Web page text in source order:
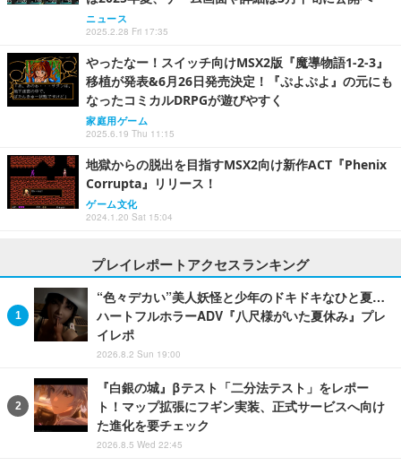
ニュース
2025.2.28 Fri 17:35
やったなー！スイッチ向けMSX2版『魔導物語1-2-3』
移植が発表&6月26日発売決定！『ぷよぷよ』の元にも
なったコミカルDRPGが遊びやすく
家庭用ゲーム
2025.6.19 Thu 11:15
地獄からの脱出を目指すMSX2向け新作ACT『Phenix
Corrupta』リリース！
ゲーム文化
2024.1.20 Sat 15:04
プレイレポートアクセスランキング
“色々デカい”美人妖怪と少年のドキドキなひと夏…
ハートフルホラーADV『八尺様がいた夏休み』プレ
イレポ
2026.8.2 Sun 19:00
『白銀の城』βテスト「二分法テスト」をレポー
ト！マップ拡張にフギン実装、正式サービスへ向け
た進化を要チェック
2026.8.5 Wed 22:45